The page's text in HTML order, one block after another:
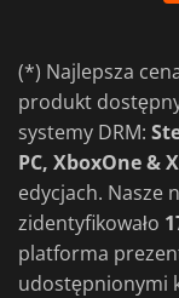
(*) Najlepsza
produkt
systemy DRM:
PC, XboxOne &
edycjach. Nasze
zidentyfikowało
platforma
udostępnionymi